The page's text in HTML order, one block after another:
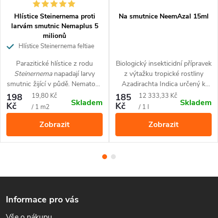
prostorách. Zabraňte uvolnění do životního prostředí.
Složení
Česnekový extrakt (< 25 %)
Klasifikace: Skin Sens. 1 (H317)
Balení
12 ks kapslová forma pro cílenou aplikaci do substrátu
Upozornění související s
bezpečností
Hlístice Steinernema proti
larvám smutnic Nemaplus 5
milionů
Hlístice Steinernema feltiae
Parazitické hlístice z rodu
Steinernemanapadají larvy
smutnic žijící v půdě. Nematody
se aktivně pohybují a pomocí
čichu vyhledávají larvy smutnic.
Napadené larvy zemřou do
několika dní. Aplikace
Nematodů je ekologická,
jednoduchá a velmi účinná.
198
Kč
Měrná
cena:
19,80 Kč
/ 1 m2
Skladem
Zobrazit
Na smutnice NeemAzal 15ml
Biologický insekticidní přípravek
z výtažku tropické rostliny
Azadirachta Indica určený k
hubení larev smutnic v
substrátu.
185
Kč
Měrná
cena:
12 333,33 Kč
/ 1 l
Skladem
Zobrazit
áInformace pro vás